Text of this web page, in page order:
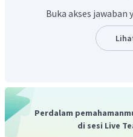
Kemudian, gunakan
percepatan sistem benda
yang digunakan sejajar
bernilai negatif
Buka akses
Perdalam
di sesi Live